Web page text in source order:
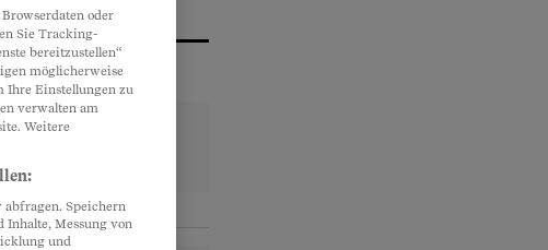
oder
Sie Tracking-
bereitzustellen“
möglicherweise
Ihre Einstellungen zu
verwalten am
Weitere
Speichern
Messung von
und